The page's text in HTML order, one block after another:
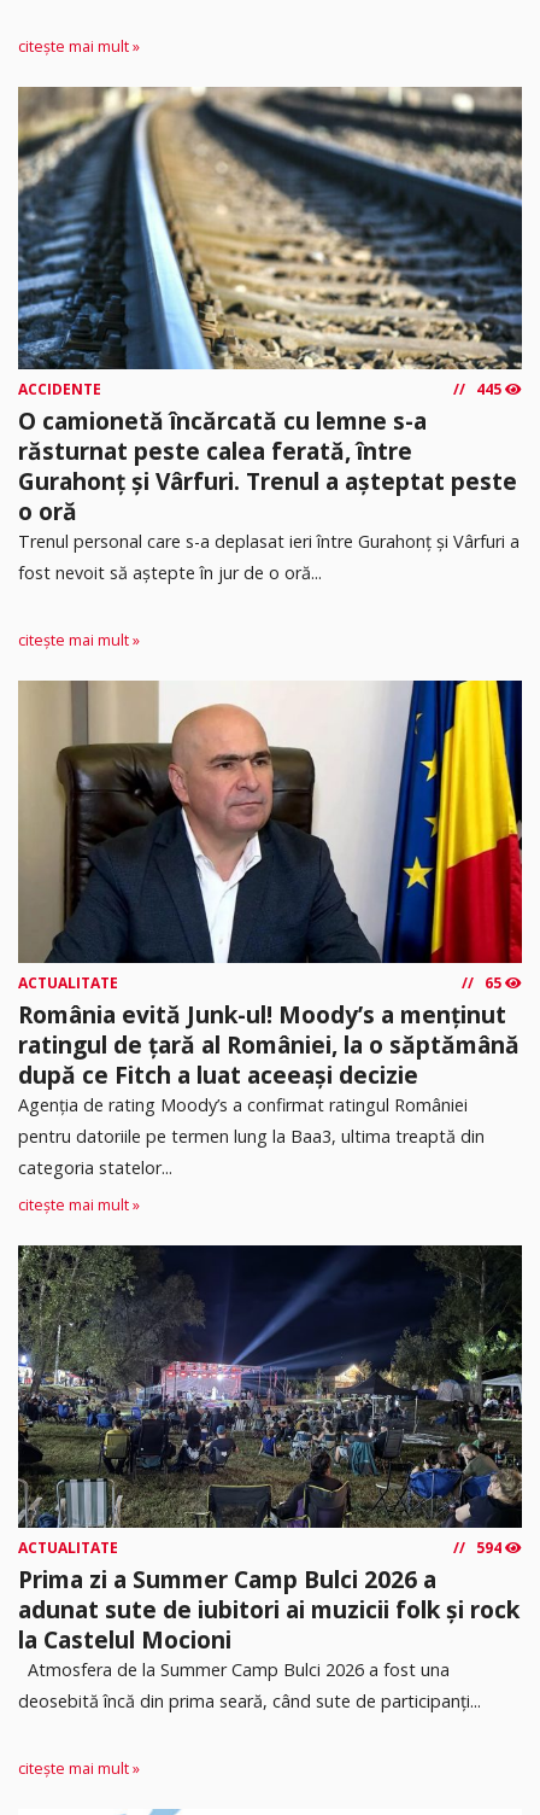
citește mai mult »
ACCIDENTE 445
O camionetă încărcată cu lemne s-a
răsturnat peste calea ferată, între
Gurahonț și Vârfuri. Trenul a așteptat peste
o oră
Trenul personal care s-a deplasat ieri între Gurahonț și Vârfuri a
fost nevoit să aștepte în jur de o oră...
citește mai mult »
ACTUALITATE 65
România evită Junk-ul! Moody’s a menținut
ratingul de țară al României, la o săptămână
după ce Fitch a luat aceeași decizie
Agenția de rating Moody’s a confirmat ratingul României
pentru datoriile pe termen lung la Baa3, ultima treaptă din
categoria statelor...
citește mai mult »
ACTUALITATE 594
Prima zi a Summer Camp Bulci 2026 a
adunat sute de iubitori ai muzicii folk și rock
la Castelul Mocioni
Atmosfera de la Summer Camp Bulci 2026 a fost una
deosebită încă din prima seară, când sute de participanți...
citește mai mult »